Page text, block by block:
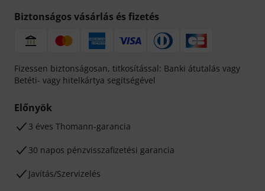
Biztonságos vásárlás és fizetés
Fizessen biztonságosan, titkosítással: Banki átutalás vagy
Betéti- vagy hitelkártya segítségével
Előnyök
3 éves Thomann-garancia
30 napos pénzvisszafizetési garancia
Javítás/Szervizelés